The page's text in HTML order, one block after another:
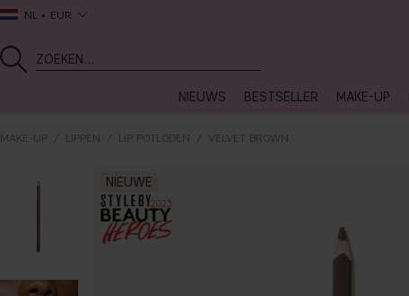
NL EUR
NIEUWS BESTSELLER MAKE-UP
MAKE-UP LIPPEN LIP POTLODEN VELVET BROWN
NIEUWE